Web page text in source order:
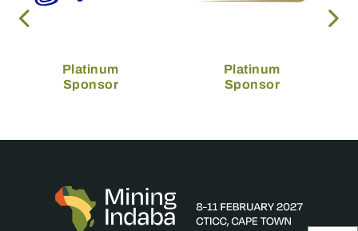
Platinum
Sponsor
Platinum
Sponsor